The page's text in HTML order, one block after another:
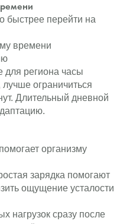
быстрее перейти на
времени
для региона часы
ограничиться
Длительный дневной
организму
зарядка помогают
ощущение усталости
нагрузок сразу после